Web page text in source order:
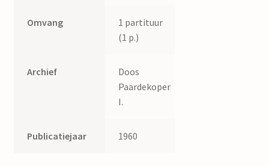
Omvang
1 partituur
(1 p.)
Archief
Doos
Paardekoper
I.
Publicatiejaar 1960